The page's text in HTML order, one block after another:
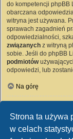
Strona ta używa
w celach
do kompetencji phpBB
obarczana
witryna jest używana.
sprawach zagadnień
odpowiedzialności,
związanych z witryną
sobie. Jeśli do phpBB
podmiotów
odpowiedzi, lub
Na górę
Wszyscy użytkownicy
przez administratora
witryny mogą także